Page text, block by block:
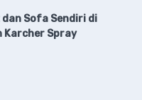
Sofa Sendiri di
Karcher Spray